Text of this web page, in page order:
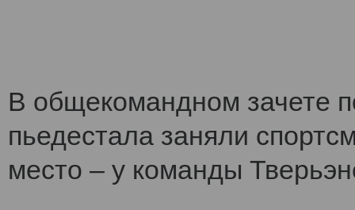
В общекомандном зачете
пьедестала заняли
место – у команды